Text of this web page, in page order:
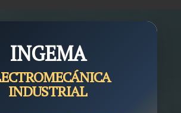
INGEMA
INDUSTRIAL